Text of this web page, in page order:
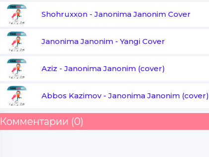
Shohruxxon - Janonima Janonim Cover
Janonima Janonim -Yangi Cover
Aziz - Janonima Janonim (cover)
Abbos Kazimov- Janonima Janonim (cover)
Комментарии (0)